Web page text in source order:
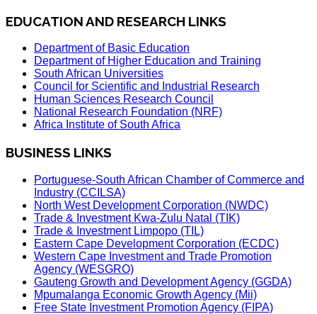
EDUCATION AND RESEARCH LINKS
Department of Basic Education
Department of Higher Education and Training
South African Universities
Council for Scientific and Industrial Research
Human Sciences Research Council
National Research Foundation (NRF)
Africa Institute of South Africa
BUSINESS LINKS
Portuguese-South African Chamber of Commerce and
Industry (CCILSA)
North West Development Corporation (NWDC)
Trade & Investment Kwa-Zulu Natal (TIK)
Trade & Investment Limpopo (TIL)
Eastern Cape Development Corporation (ECDC)
Western Cape Investment and Trade Promotion
Agency (WESGRO)
Gauteng Growth and Development Agency (GGDA)
Mpumalanga Economic Growth Agency (Mii)
Free State Investment Promotion Agency (FIPA)